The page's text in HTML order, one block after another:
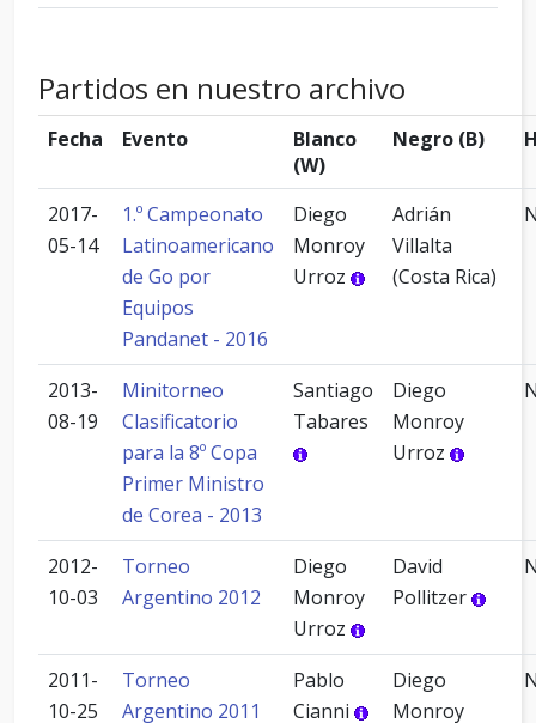
Partidos en nuestro archivo
Fecha Evento
Blanco
(W)
Negro (B)
2017-
05-14
1.º Campeonato
Latinoamericano
de Go por
Equipos
Pandanet - 2016
Diego
Monroy
Urroz
Adrián
Villalta
(Costa Rica)
2013-
08-19
Minitorneo
Clasificatorio
para la 8º Copa
Primer Ministro
de Corea - 2013
Santiago
Tabares
Diego
Monroy
Urroz
2012-
10-03
Torneo
Argentino 2012
Diego
Monroy
Urroz
David
Pollitzer
2011-
10-25
Torneo
Argentino 2011
Pablo
Cianni
Diego
Monroy